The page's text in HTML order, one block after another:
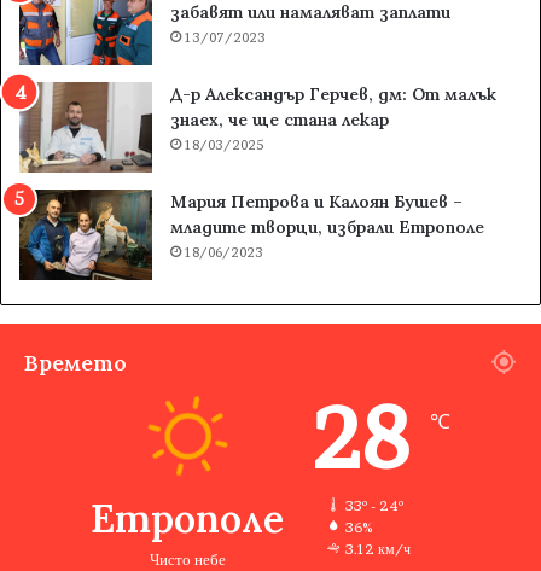
забавят или намаляват заплати
13/07/2023
Д-р Александър Герчев, дм: От малък
знаех, че ще стана лекар
18/03/2025
Мария Петрова и Калоян Бушев –
младите творци, избрали Етрополе
18/06/2023
Времето
Етрополе
Чисто небе
28 ℃
33º - 24º
36%
3.12 км/ч